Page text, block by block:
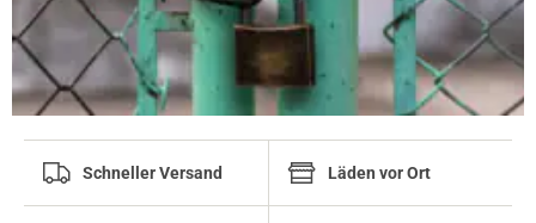
Schneller Versand Läden vor Ort